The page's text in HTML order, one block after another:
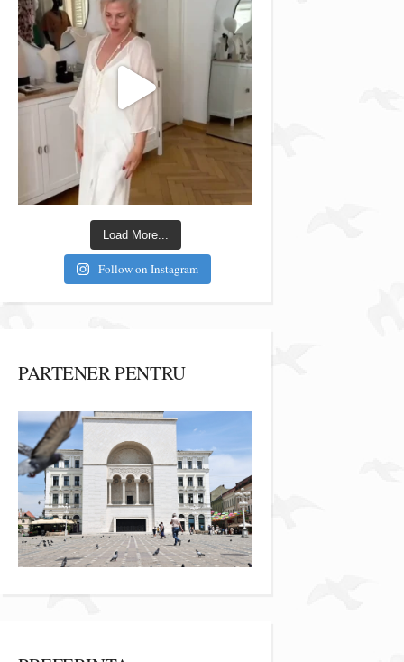
Load More...
Follow on Instagram
PARTENER PENTRU